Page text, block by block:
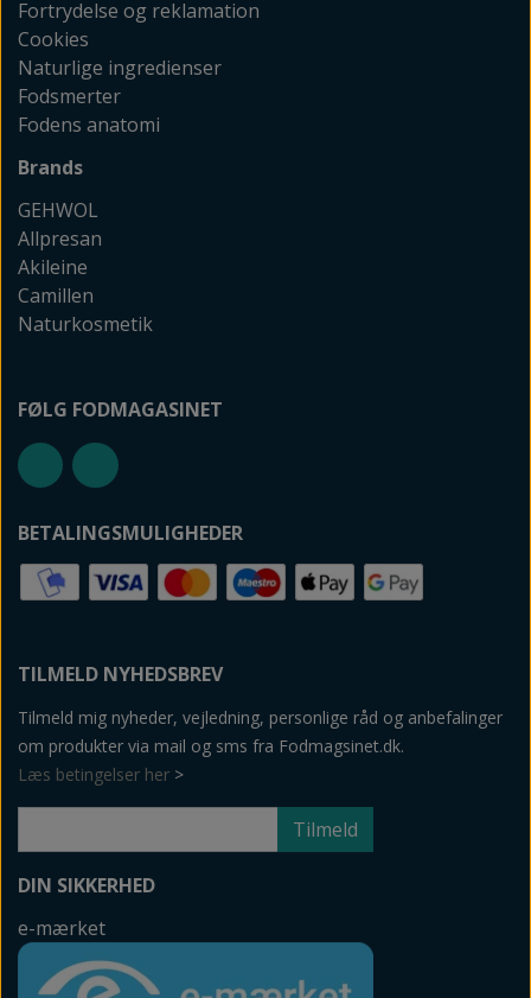
Fortrydelse og reklamation
Cookies
Naturlige ingredienser
Fodsmerter
Fodens anatomi
Brands
GEHWOL
Allpresan
Akileine
Camillen
Naturkosmetik
FØLG FODMAGASINET
BETALINGSMULIGHEDER
TILMELD NYHEDSBREV
Tilmeld mig nyheder, vejledning, personlige råd og anbefalinger
om produkter via mail og sms fra Fodmagsinet.dk.
Læs betingelser her >
Tilmeld
DIN SIKKERHED
e-mærket